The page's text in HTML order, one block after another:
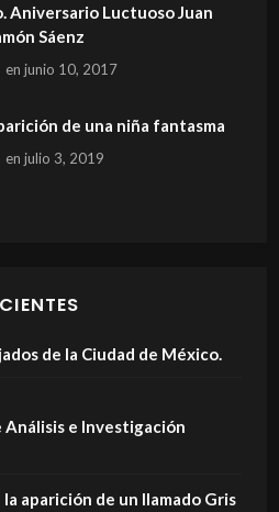
Aniversario Luctuoso Juan
Sáenz
en junio 10, 2017
de una niña fantasma
en julio 3, 2019
de la Ciudad de México.
e Investigación
aparición de un llamado Gris